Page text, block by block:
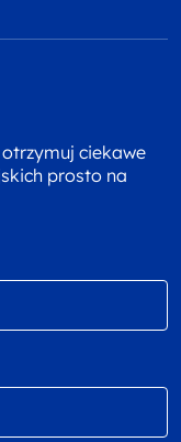
ciekawe
prosto na